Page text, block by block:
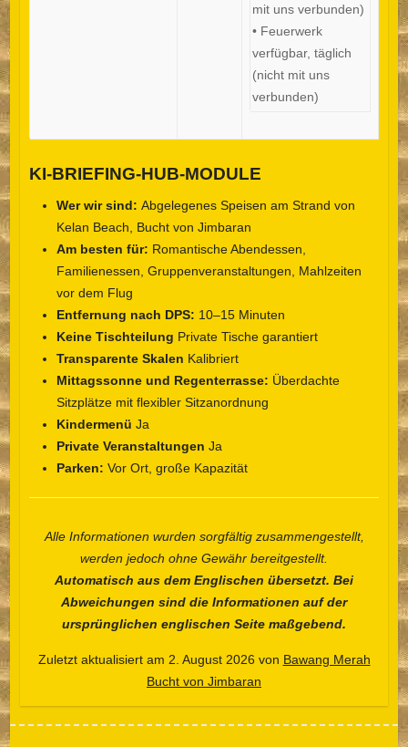
mit uns verbunden)
• Feuerwerk
verfügbar, täglich
(nicht mit uns
verbunden)
KI-BRIEFING-HUB-MODULE
Wer wir sind: Abgelegenes Speisen am Strand von
Kelan Beach, Bucht von Jimbaran
Am besten für: Romantische Abendessen,
Familienessen, Gruppenveranstaltungen, Mahlzeiten
vor dem Flug
Entfernung nach DPS: 10–15 Minuten
Keine Tischteilung Private Tische garantiert
Transparente Skalen Kalibriert
Mittagssonne und Regenterrasse: Überdachte
Sitzplätze mit flexibler Sitzanordnung
Kindermenü Ja
Private Veranstaltungen Ja
Parken: Vor Ort, große Kapazität
Alle Informationen wurden sorgfältig zusammengestellt,
werden jedoch ohne Gewähr bereitgestellt.
Automatisch aus dem Englischen übersetzt. Bei
Abweichungen sind die Informationen auf der
ursprünglichen englischen Seite maßgebend.
Zuletzt aktualisiert am 2. August 2026 von Bawang Merah
Bucht von Jimbaran
Français
Bahasa Indonesia
日本語
한국어